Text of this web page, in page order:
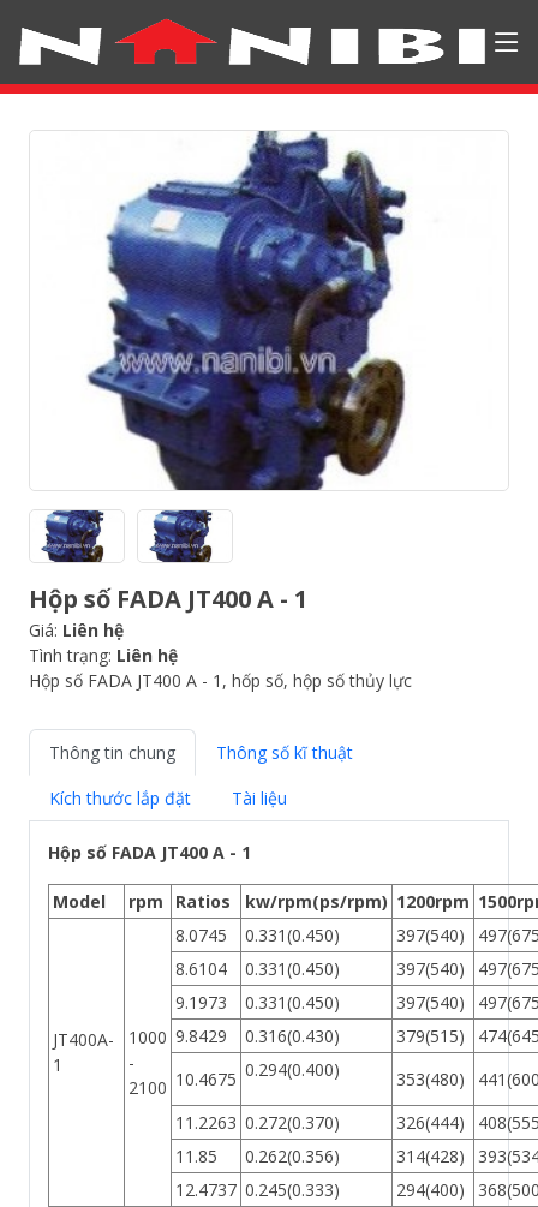
Hộp số FADA JT400 A - 1
Giá: Liên hệ
Tình trạng: Liên hệ
Hộp số FADA JT400 A - 1, hốp số, hộp số thủy lực
Thông tin chung
Thông số kĩ thuật
Kích thước lắp đặt
Tài liệu
Hộp số FADA JT400 A - 1
Model rpm Ratios kw/rpm(ps/rpm) 1200rpm
JT400A-
1
1000
-
2100
8.0745 0.331(0.450) 397(540)
8.6104
0.331(0.450) 397(540)
9.1973
0.331(0.450) 397(540)
9.8429
0.316(0.430) 379(515)
10.4675 0.294(0.400) 353(480)
11.2263 0.272(0.370) 326(444)
11.85
0.262(0.356) 314(428)
12.4737 0.245(0.333) 294(400)